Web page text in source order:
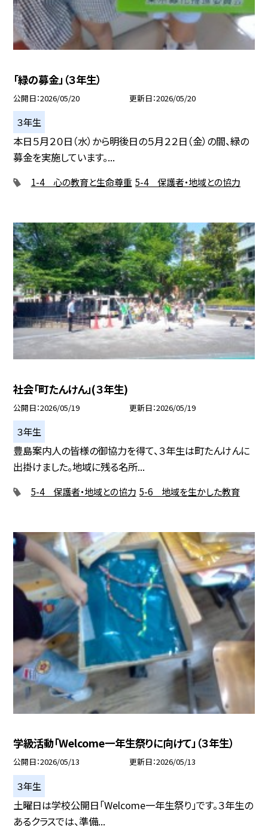
「緑の募金」（３年生）
公開日 2026/05/20 更新日 2026/05/20
３年生
本日５月２０日（水）から明後日の５月２２日（金）の間、緑の
募金を実施しています。...
1-4 心の教育と生命尊重 5-4 保護者・地域との協力
社会「町たんけん」(３年生)
公開日 2026/05/19 更新日 2026/05/19
３年生
豊島案内人の皆様の御協力を得て、３年生は町たんけんに
出掛けました。地域に残る名所...
5-4 保護者・地域との協力 5-6 地域を生かした教育
学級活動「Welcome一年生祭りに向けて」（３年生）
公開日 2026/05/13 更新日 2026/05/13
３年生
土曜日は学校公開日「Welcome一年生祭り」です。３年生の
あるクラスでは、準備...